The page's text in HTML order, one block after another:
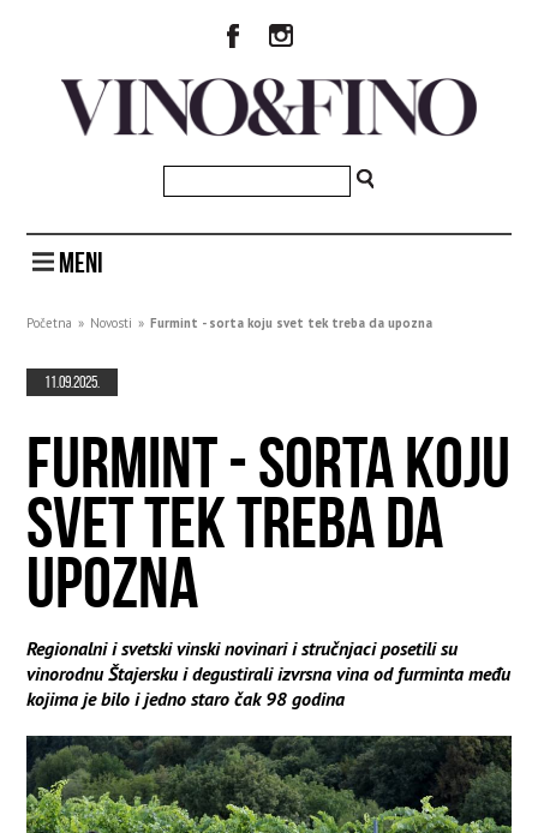
MENI
Početna » Novosti » Furmint - sorta koju svet tek treba da upozna
11.09.2025.
FURMINT - SORTA KOJU
SVET TEK TREBA DA
UPOZNA
Regionalni i svetski vinski novinari i stručnjaci posetili su
vinorodnu Štajersku i degustirali izvrsna vina od furminta među
kojima je bilo i jedno staro čak 98 godina